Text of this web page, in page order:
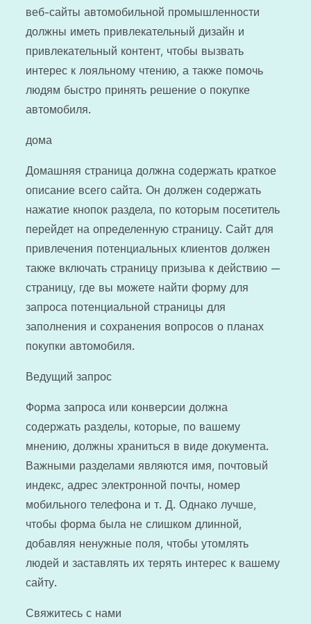
веб-сайты автомобильной промышленности
должны иметь привлекательный дизайн и
привлекательный контент, чтобы вызвать
интерес к лояльному чтению, а также помочь
людям быстро принять решение о покупке
автомобиля.
дома
Домашняя страница должна содержать краткое
описание всего сайта. Он должен содержать
нажатие кнопок раздела, по которым посетитель
перейдет на определенную страницу. Сайт для
привлечения потенциальных клиентов должен
также включать страницу призыва к действию —
страницу, где вы можете найти форму для
запроса потенциальной страницы для
заполнения и сохранения вопросов о планах
покупки автомобиля.
Ведущий запрос
Форма запроса или конверсии должна
содержать разделы, которые, по вашему
мнению, должны храниться в виде документа.
Важными разделами являются имя, почтовый
индекс, адрес электронной почты, номер
мобильного телефона и т. Д. Однако лучше,
чтобы форма была не слишком длинной,
добавляя ненужные поля, чтобы утомлять
людей и заставлять их терять интерес к вашему
сайту.
Свяжитесь с нами